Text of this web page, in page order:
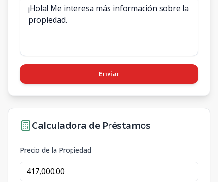
Enviar
Calculadora de Préstamos
Precio de la Propiedad